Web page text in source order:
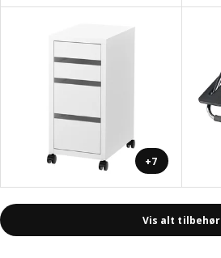
+7
Vis alt tilbehør